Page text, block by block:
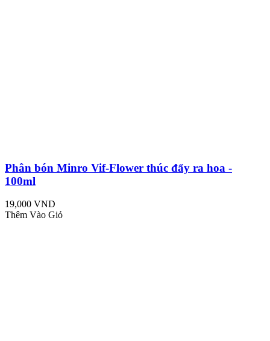
Phân bón Minro Vif-Flower thúc đẩy ra hoa -
100ml
19,000 VND
Thêm Vào Giỏ